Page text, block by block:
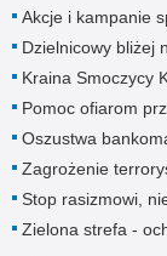
Akcje i kampanie
Dzielnicowy bliżej
Kraina Smoczycy
Pomoc ofiarom
Oszustwa
Zagrożenie
Stop rasizmowi,
Zielona strefa -